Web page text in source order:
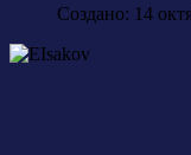
Создано: 14